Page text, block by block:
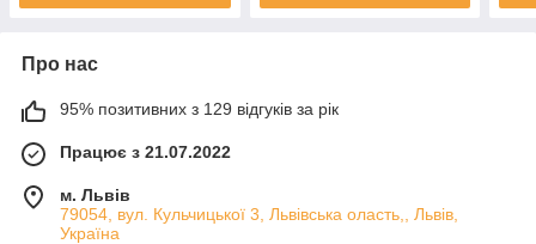
Про нас
95% позитивних з 129 відгуків за рік
Працює з 21.07.2022
м. Львів
79054, вул. Кульчицької 3, Львівська оласть,, Львів,
Україна